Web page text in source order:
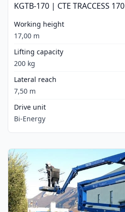
KGTB-170 | CTE TRACCESS 170
Working height
17,00 m
Lifting capacity
200 kg
Lateral reach
7,50 m
Drive unit
Bi-Energy